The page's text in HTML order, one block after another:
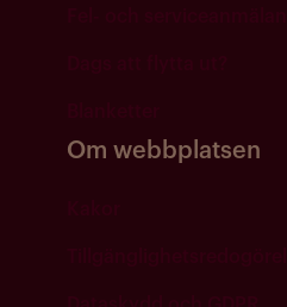
Om webbplatsen